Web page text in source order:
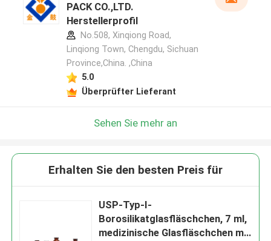
PACK CO.,LTD.
Herstellerprofil
No.508, Xinqiong Road,
Linqiong Town, Chengdu, Sichuan
Province,China. ,China
5.0
Überprüfter Lieferant
Sehen Sie mehr an
Erhalten Sie den besten Preis für
USP-Typ-I-
Borosilikatglasfläschchen, 7 ml,
medizinische Glasfläschchen mit